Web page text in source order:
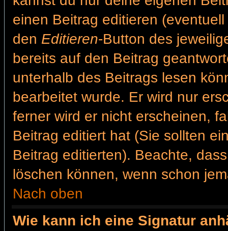
einen Beitrag editieren
den Editieren-Button des
bereits auf den Beitrag
unterhalb des Beitrags lesen
bearbeitet wurde. Er wird nur
ferner wird er nicht erscheinen,
Beitrag editiert hat (Sie sollten
Beitrag editierten). Beachte,
löschen können, wenn schon
Nach oben
Wie kann ich eine Signatur